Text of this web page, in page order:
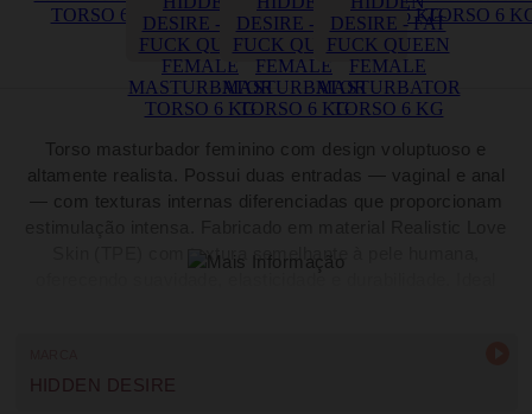
Torso masturbador feminino com design voluptuoso e
altamente realista. Possui duas entradas — vaginal e anal
— com texturas internas diferenciadas que proporcionam
Skin (TPE) com textura semelhante à pele humana,
HIDDEN DESIRE